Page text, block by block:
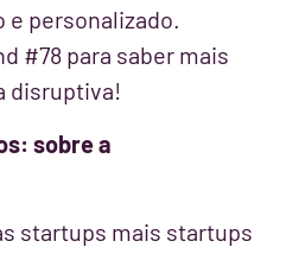
personalizado.
#78 para saber mais
disruptiva!
sobre a
startups mais startups